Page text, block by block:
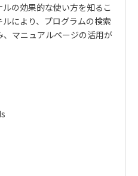
の効果的な使い方を知るこ
により、プログラムの検索
マニュアルページの活用が